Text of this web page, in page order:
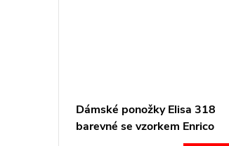
Dámské ponožky Elisa 318
barevné se vzorkem Enrico